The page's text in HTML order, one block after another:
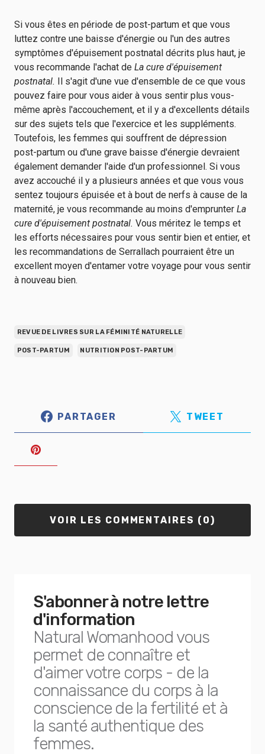
Si vous êtes en période de post-partum et que vous
luttez contre une baisse d'énergie ou l'un des autres
symptômes d'épuisement postnatal décrits plus haut, je
vous recommande l'achat de La cure d'épuisement
postnatal. Il s'agit d'une vue d'ensemble de ce que vous
pouvez faire pour vous aider à vous sentir plus vous-
même après l'accouchement, et il y a d'excellents détails
sur des sujets tels que l'exercice et les suppléments.
Toutefois, les femmes qui souffrent de dépression
post-partum ou d'une grave baisse d'énergie devraient
également demander l'aide d'un professionnel. Si vous
avez accouché il y a plusieurs années et que vous vous
sentez toujours épuisée et à bout de nerfs à cause de la
maternité, je vous recommande au moins d'emprunter La
cure d'épuisement postnatal. Vous méritez le temps et
les efforts nécessaires pour vous sentir bien et entier, et
les recommandations de Serrallach pourraient être un
excellent moyen d'entamer votre voyage pour vous sentir
à nouveau bien.
REVUE DE LIVRES SUR LA FÉMINITÉ NATURELLE
POST-PARTUM NUTRITION POST-PARTUM
PARTAGER TWEET
VOIR LES COMMENTAIRES (0)
S'abonner à notre lettre
d'information
Natural Womanhood vous
permet de connaître et
d'aimer votre corps - de la
connaissance du corps à la
conscience de la fertilité et à
la santé authentique des
femmes.